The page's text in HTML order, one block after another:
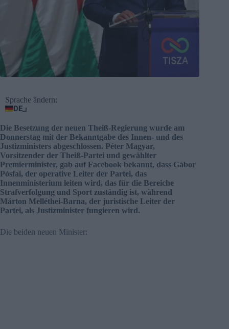
Sprache ändern:
DE
Die Besetzung der neuen Theiß-Regierung wurde am
Donnerstag mit der Bekanntgabe des Innen- und des
Justizministers abgeschlossen. Péter Magyar,
Vorsitzender der Theiß-Partei und gewählter
Premierminister, gab auf Facebook bekannt, dass Gábor
Pósfai, der operative Leiter der Partei, das
Innenministerium leiten wird, das für die Bereiche
Strafverfolgung und Sport zuständig ist, während
Márton Melléthei-Barna, der juristische Leiter der
Partei, als Justizminister fungieren wird.
Die beiden neuen Minister: